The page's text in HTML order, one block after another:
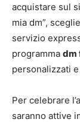
acquistare sul
mia dm”,
servizio
programma dm
personalizzati
Per celebrare
saranno attive